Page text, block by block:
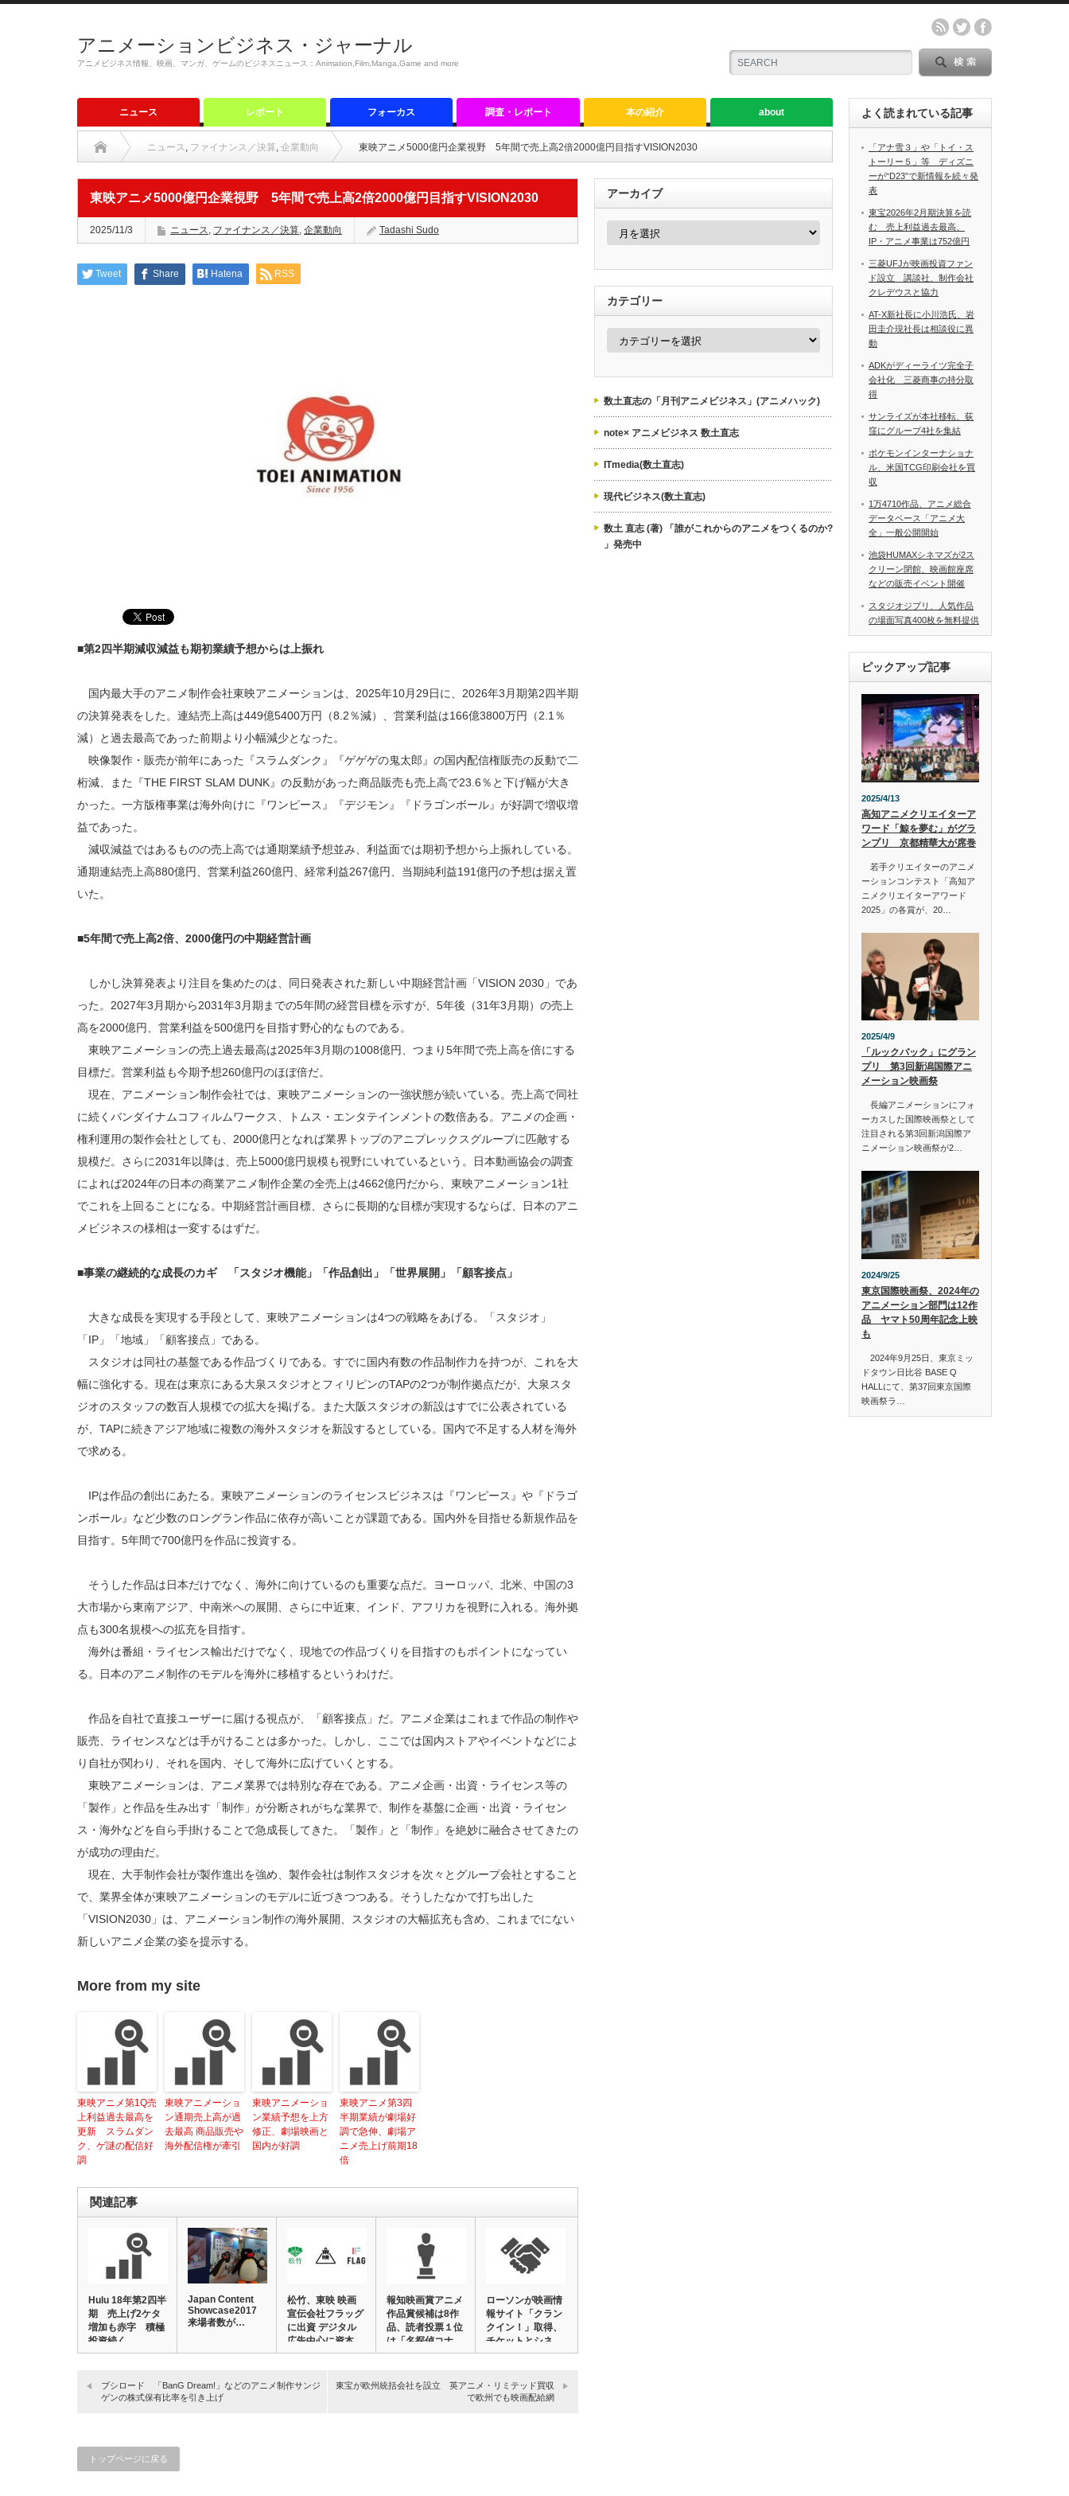
アニメーションビジネス・ジャーナル
アニメビジネス情報、映画、マンガ、ゲームのビジネスニュース：Animation,Film,Manga,Game and more
ニュース レポート フォーカス 調査・レポート 本の紹介 about
ニュース, ファイナンス／決算, 企業動向 東映アニメ5000億円企業視野 5年間で売上高2倍2000億円目指すVISION2030
東映アニメ5000億円企業視野 5年間で売上高2倍2000億円目指すVISION2030
2025/11/3 ニュース, ファイナンス／決算, 企業動向 Tadashi Sudo
Tweet Share Hatena RSS
■第2四半期減収減益も期初業績予想からは上振れ
国内最大手のアニメ制作会社東映アニメーションは、2025年10月29日に、2026年3月期第2四半期
の決算発表をした。連結売上高は449億5400万円（8.2％減）、営業利益は166億3800万円（2.1％
減）と過去最高であった前期より小幅減少となった。
映像製作・販売が前年にあった『スラムダンク』『ゲゲゲの鬼太郎』の国内配信権販売の反動で二
桁減、また『THE FIRST SLAM DUNK』の反動があった商品販売も売上高で23.6％と下げ幅が大き
かった。一方版権事業は海外向けに『ワンピース』『デジモン』『ドラゴンボール』が好調で増収増
益であった。
減収減益ではあるものの売上高では通期業績予想並み、利益面では期初予想から上振れしている。
通期連結売上高880億円、営業利益260億円、経常利益267億円、当期純利益191億円の予想は据え置
いた。
■5年間で売上高2倍、2000億円の中期経営計画
しかし決算発表より注目を集めたのは、同日発表された新しい中期経営計画「VISION 2030」であ
った。2027年3月期から2031年3月期までの5年間の経営目標を示すが、5年後（31年3月期）の売上
高を2000億円、営業利益を500億円を目指す野心的なものである。
東映アニメーションの売上過去最高は2025年3月期の1008億円、つまり5年間で売上高を倍にする
目標だ。営業利益も今期予想260億円のほぼ倍だ。
現在、アニメーション制作会社では、東映アニメーションの一強状態が続いている。売上高で同社
に続くバンダイナムコフィルムワークス、トムス・エンタテインメントの数倍ある。アニメの企画・
権利運用の製作会社としても、2000億円となれば業界トップのアニプレックスグループに匹敵する
規模だ。さらに2031年以降は、売上5000億円規模も視野にいれているという。日本動画協会の調査
によれば2024年の日本の商業アニメ制作企業の全売上は4662億円だから、東映アニメーション1社
でこれを上回ることになる。中期経営計画目標、さらに長期的な目標が実現するならば、日本のアニ
メビジネスの様相は一変するはずだ。
■事業の継続的な成長のカギ 「スタジオ機能」「作品創出」「世界展開」「顧客接点」
大きな成長を実現する手段として、東映アニメーションは4つの戦略をあげる。「スタジオ」
「IP」「地域」「顧客接点」である。
スタジオは同社の基盤である作品づくりである。すでに国内有数の作品制作力を持つが、これを大
幅に強化する。現在は東京にある大泉スタジオとフィリピンのTAPの2つが制作拠点だが、大泉スタ
ジオのスタッフの数百人規模での拡大を掲げる。また大阪スタジオの新設はすでに公表されている
が、TAPに続きアジア地域に複数の海外スタジオを新設するとしている。国内で不足する人材を海外
で求める。
IPは作品の創出にあたる。東映アニメーションのライセンスビジネスは『ワンピース』や『ドラゴ
ンボール』など少数のロングラン作品に依存が高いことが課題である。国内外を目指せる新規作品を
目指す。5年間で700億円を作品に投資する。
そうした作品は日本だけでなく、海外に向けているのも重要な点だ。ヨーロッパ、北米、中国の3
大市場から東南アジア、中南米への展開、さらに中近東、インド、アフリカを視野に入れる。海外拠
点も300名規模への拡充を目指す。
海外は番組・ライセンス輸出だけでなく、現地での作品づくりを目指すのもポイントになってい
る。日本のアニメ制作のモデルを海外に移植するというわけだ。
作品を自社で直接ユーザーに届ける視点が、「顧客接点」だ。アニメ企業はこれまで作品の制作や
販売、ライセンスなどは手がけることは多かった。しかし、ここでは国内ストアやイベントなどによ
り自社が関わり、それを国内、そして海外に広げていくとする。
東映アニメーションは、アニメ業界では特別な存在である。アニメ企画・出資・ライセンス等の
「製作」と作品を生み出す「制作」が分断されがちな業界で、制作を基盤に企画・出資・ライセン
ス・海外などを自ら手掛けることで急成長してきた。「製作」と「制作」を絶妙に融合させてきたの
が成功の理由だ。
現在、大手制作会社が製作進出を強め、製作会社は制作スタジオを次々とグループ会社とすること
で、業界全体が東映アニメーションのモデルに近づきつつある。そうしたなかで打ち出した
「VISION2030」は、アニメーション制作の海外展開、スタジオの大幅拡充も含め、これまでにない
新しいアニメ企業の姿を提示する。
More from my site
東映アニメ第1Q売
上利益過去最高を
更新 スラムダン
ク、ゲ謎の配信好
調
東映アニメーショ
ン通期売上高が過
去最高 商品販売や
海外配信権が牽引
東映アニメーショ
ン業績予想を上方
修正、劇場映画と
国内が好調
東映アニメ第3四
半期業績が劇場好
調で急伸、劇場ア
ニメ売上げ前期18
倍
関連記事
Hulu 18年第2四半
期 売上げ2ケタ
増加も赤字 積極
投資続く…
Japan Content
Showcase2017
来場者数が…
松竹、東映 映画
宣伝会社フラッグ
に出資 デジタル
広告中心に資本
業…
報知映画賞アニメ
作品賞候補は8作
品、読者投票１位
は「名探偵コナ
ン…
ローソンが映画情
報サイト「クラン
クイン！」取得、
チケットとシネ
コ…
ブシロード 「BanG Dream!」などのアニメ制作サンジ
ゲンの株式保有比率を引き上げ
東宝が欧州統括会社を設立 英アニメ・リミテッド買収
で欧州でも映画配給網
トップページに戻る
アーカイブ
ア
ブ
カテゴリー
カ
ー
数土直志の「月刊アニメビジネス」(アニメハック)
note× アニメビジネス 数土直志
ITmedia(数土直志)
現代ビジネス(数土直志)
数土 直志 (著) 「誰がこれからのアニメをつくるのか?
」発売中
よく読まれている記事
「アナ雪３」や「トイ・ス
トーリー５」等 ディズニ
ーが“D23”で新情報を続々発
表
東宝2026年2月期決算を読
む 売上利益過去最高、
IP・アニメ事業は752億円
三菱UFJが映画投資ファン
ド設立 講談社、制作会社
クレデウスと協力
AT-X新社長に小川浩氏、岩
田圭介現社長は相談役に異
動
ADKがディーライツ完全子
会社化 三菱商事の持分取
得
サンライズが本社移転、荻
窪にグループ4社を集結
ポケモンインターナショナ
ル、米国TCG印刷会社を買
収
1万4710作品、アニメ総合
データベース「アニメ大
全」一般公開開始
池袋HUMAXシネマズが2ス
クリーン閉館、映画館座席
などの販売イベント開催
スタジオジブリ、人気作品
の場面写真400枚を無料提供
ピックアップ記事
2025/4/13
高知アニメクリエイターア
ワード「鯨を夢む」がグラ
ンプリ 京都精華大が席巻
若手クリエイターのアニメ
ーションコンテスト「高知ア
ニメクリエイターアワード
2025」の各賞が、20…
2025/4/9
「ルックバック」にグラン
プリ 第3回新潟国際アニ
メーション映画祭
長編アニメーションにフォ
ーカスした国際映画祭として
注目される第3回新潟国際ア
ニメーション映画祭が2…
2024/9/25
東京国際映画祭、2024年の
アニメーション部門は12作
品 ヤマト50周年記念上映
も
2024年9月25日、東京ミッ
ドタウン日比谷 BASE Q
HALLにて、第37回東京国際
映画祭ラ…